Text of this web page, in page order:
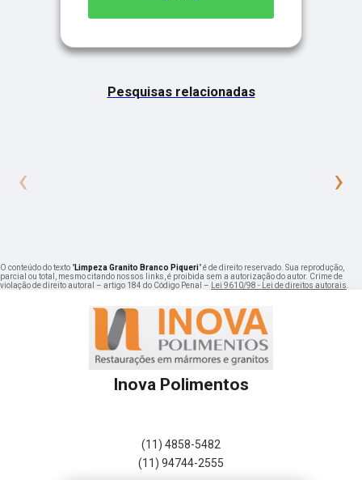
Pesquisas relacionadas
‹ ›
O conteúdo do texto "Limpeza Granito Branco Piqueri" é de direito reservado. Sua reprodução,
parcial ou total, mesmo citando nossos links, é proibida sem a autorização do autor. Crime de
violação de direito autoral – artigo 184 do Código Penal –
Lei 9610/98 - Lei de direitos autorais
Inova Polimentos
(11) 4858-5482
(11) 94744-2555